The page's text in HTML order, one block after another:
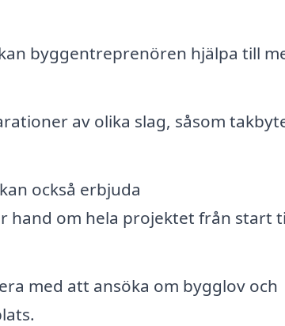
byggentreprenören hjälpa till
av olika slag, såsom
också erbjuda
hand om hela projektet från start
med att ansöka om bygglov och